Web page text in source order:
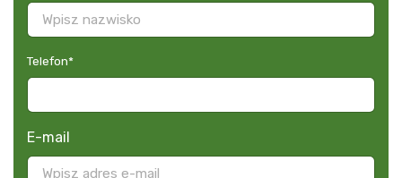
Telefon*
E-mail